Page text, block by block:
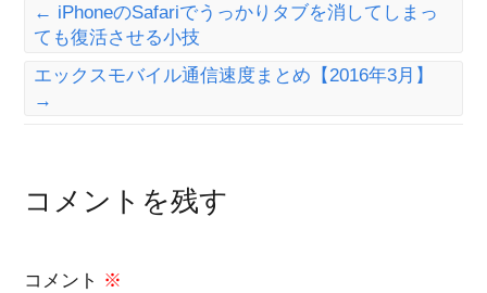
← iPhoneのSafariでうっかりタブを消してしまっ
ても復活させる小技
エックスモバイル通信速度まとめ【2016年3月】
→
コメントを残す
コメント ※